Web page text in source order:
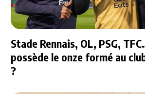
Stade Rennais, OL, PSG,
possède le onze formé au
?